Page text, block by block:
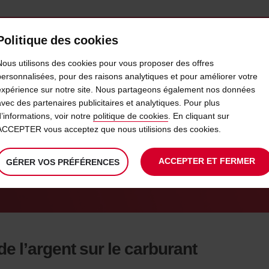
SERVICES & LOCATION LIBRE-
SERVICE CARBURANT AVIS
EN FAMILLE RESTEZ CONNECTÉ TECHNOLOGY
l’argent sur le carburant
des cookies
utilisons des cookies pour vous proposer des offres
pour des raisons analytiques et pour améliorer votre
sur notre site. Nous partageons également nos données
des partenaires publicitaires et analytiques. Pour plus
voir notre politique de cookies. En cliquant sur
vous acceptez que nous utilisions des cookies.
GÉRER VOS PRÉFÉRENCES ACCEPTER ET FERMER